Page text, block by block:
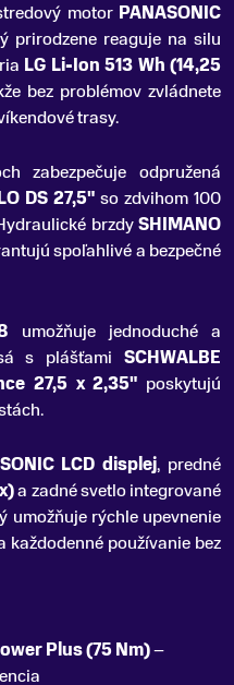
motor PANASONIC
prirodzene reaguje na silu
LG Li-Ion 513 Wh (14,25
bez problémov zvládnete
trasy.
zabezpečuje odpružená
DS 27,5" so zdvihom 100
brzdySHIMANO
spoľahlivé a bezpečné
umožňuje jednoduché a
s plášťami SCHWALBE
27,5 x 2,35" poskytujú
LCD displej, predné
a zadné svetlo integrované
umožňuje rýchle upevnenie
každodenné používanie bez
Plus (75 Nm)–